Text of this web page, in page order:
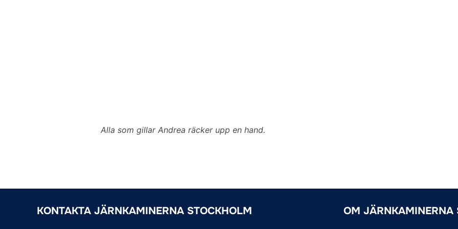
Alla som gillar Andrea räcker upp en hand.
KONTAKTA JÄRNKAMINERNA STOCKHOLM OM JÄRNKAMINERNA